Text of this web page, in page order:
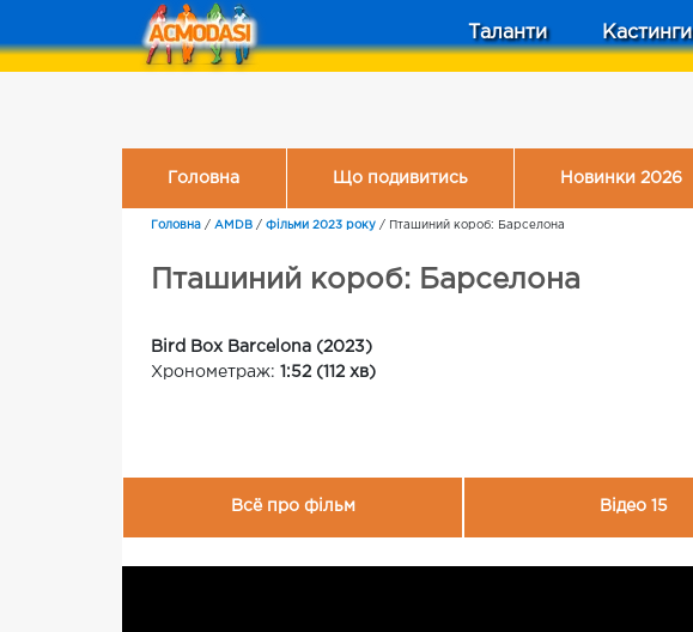
Таланти Кастинги
Головна Що подивитись Новинки 2026
Головна / AMDB / Фільми 2023 року / Пташиний короб: Барселона
Пташиний короб: Барселона
Bird Box Barcelona (2023)
Хронометраж: 1:52 (112 хв)
Всё про фільм Відео 15